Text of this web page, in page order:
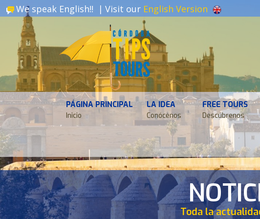
We speak English!! | Visit our English Version
PÁGINA PRINCIPAL
Inicio
LA IDEA
Conócenos
FREE TOURS
Descúbrenos
Toda la